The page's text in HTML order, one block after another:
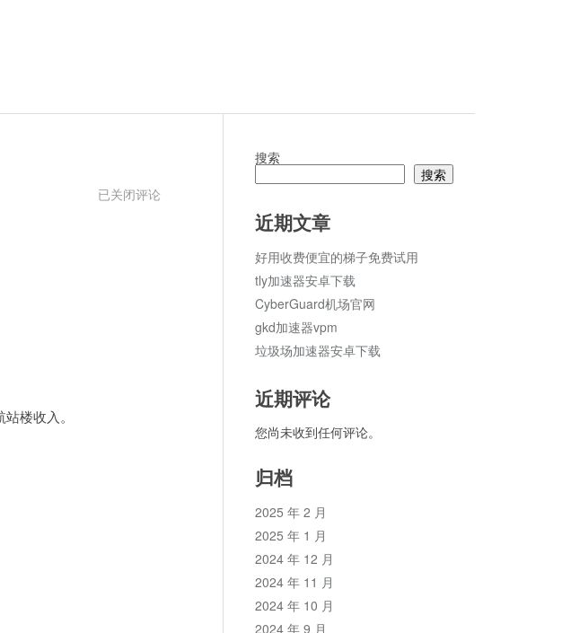
亏
已关闭评论
楼收入。
搜索
搜索
近期文章
好用收费便宜的梯子免费试用
tly加速器安卓下载
CyberGuard机场官网
gkd加速器vpm
垃圾场加速器安卓下载
近期评论
您尚未收到任何评论。
归档
2025 年 2 月
2025 年 1 月
2024 年 12 月
2024 年 11 月
2024 年 10 月
2024 年 9 月